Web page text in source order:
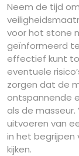
Neem de tijd
voor hot stone
geïnformeerd
effectief kunt
eventuele
zorgen dat de
ontspannende
als de
uitvoeren van
in het begrijpen
kijken.